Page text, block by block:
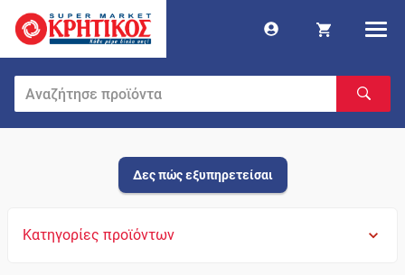
Δες πώς εξυπηρετείσαι
Κατηγορίες προϊόντων